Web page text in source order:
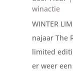
winactie
WINTER
najaar The
limited
er weer